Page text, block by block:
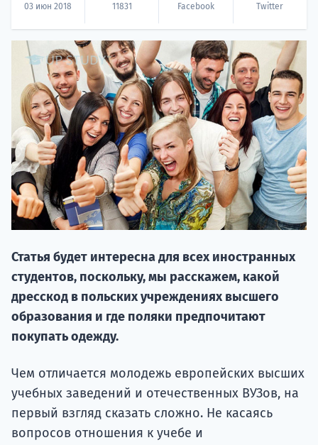
03 июн 2018 11831 Facebook Twitter
Статья будет интересна для всех иностранных
студентов, поскольку, мы расскажем, какой
дресскод в польских учреждениях высшего
образования и где поляки предпочитают
покупать одежду.
Чем отличается молодежь европейских высших
учебных заведений и отечественных ВУЗов, на
первый взгляд сказать сложно. Не касаясь
вопросов отношения к учебе и
НАБОР